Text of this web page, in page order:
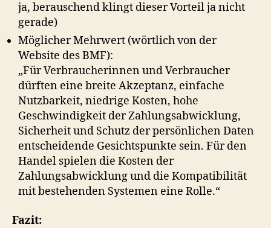
ja, berauschend klingt dieser Vorteil ja nicht
gerade)
Möglicher Mehrwert (wörtlich von der
Website des BMF):
„Für Verbraucherinnen und Verbraucher
dürften eine breite Akzeptanz, einfache
Nutzbarkeit, niedrige Kosten, hohe
Geschwindigkeit der Zahlungsabwicklung,
Sicherheit und Schutz der persönlichen Daten
entscheidende Gesichtspunkte sein. Für den
Handel spielen die Kosten der
Zahlungsabwicklung und die Kompatibilität
mit bestehenden Systemen eine Rolle.“
Fazit: